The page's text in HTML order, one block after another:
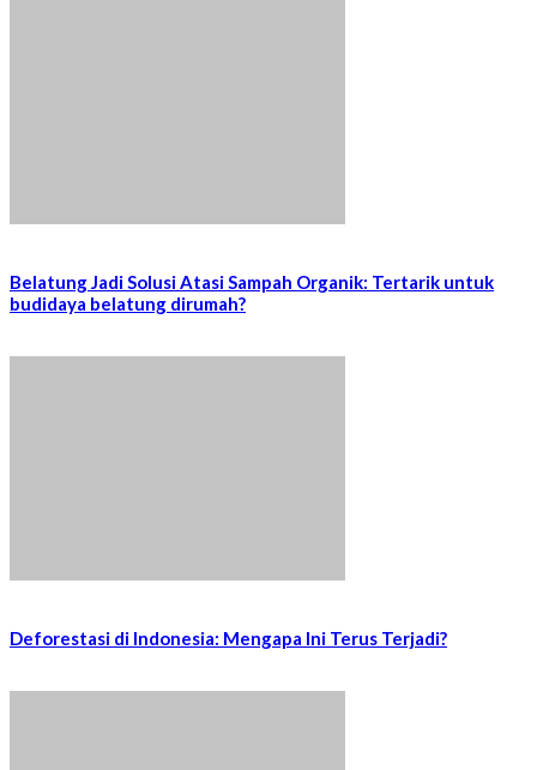
Belatung Jadi Solusi Atasi Sampah Organik: Tertarik untuk
budidaya belatung dirumah?
Deforestasi di Indonesia: Mengapa Ini Terus Terjadi?